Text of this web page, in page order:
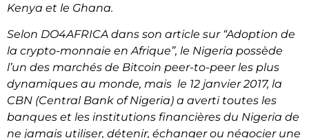
Kenya et le Ghana.
Selon DO4AFRICA dans son article sur “Adoption de
la crypto-monnaie en Afrique”, le Nigeria possède
l’un des marchés de Bitcoin peer-to-peer les plus
dynamiques au monde, mais le 12 janvier 2017, la
CBN (Central Bank of Nigeria) a averti toutes les
banques et les institutions financières du Nigeria de
ne jamais utiliser, détenir, échanger ou négocier une